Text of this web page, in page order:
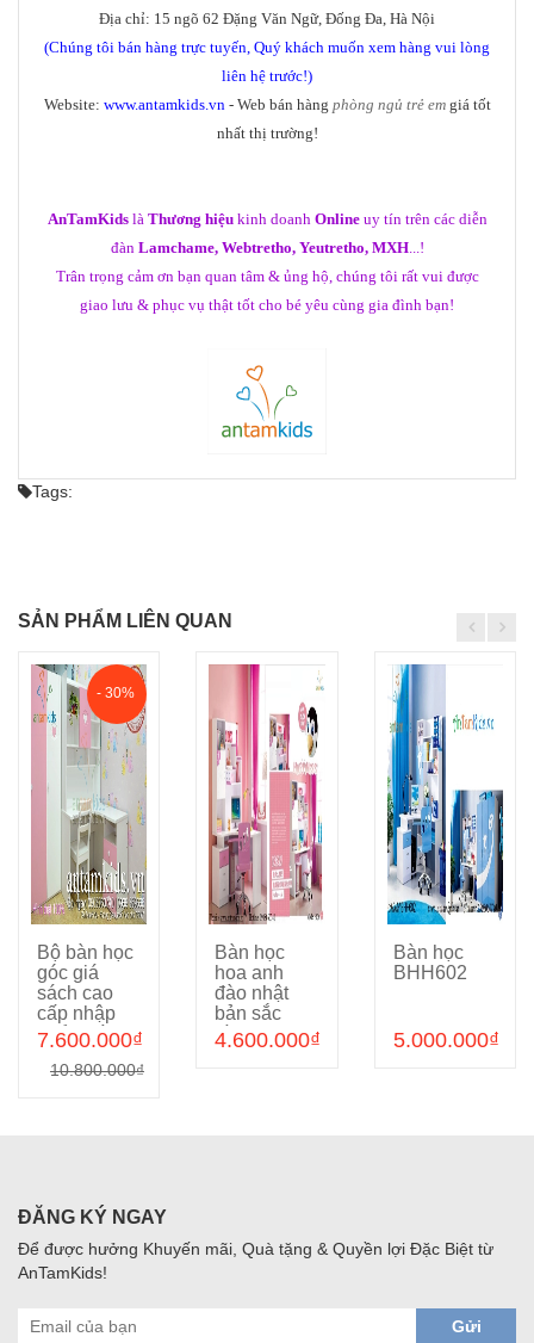
Địa chỉ: 15 ngõ 62 Đặng Văn Ngữ, Đống Đa, Hà Nội
(Chúng tôi bán hàng trực tuyến, Quý khách muốn xem hàng vui lòng
liên hệ trước!)
Website: www.antamkids.vn - Web bán hàng phòng ngủ trẻ emgiá tốt
nhất thị trường!
AnTamKidslà Thương hiệukinh doanh Onlineuy tín trên các diễn
đàn Lamchame, Webtretho, Yeutretho, MXH...!
Trân trọng cảm ơn bạn quan tâm & ủng hộ, chúng tôi rất vui được
giao lưu & phục vụ thật tốt cho bé yêu cùng gia đình bạn!
Tags:
SẢN PHẨM LIÊN QUAN
Cho vào giỏ hàng
- 30%
Bộ bàn học
góc giá
sách cao
cấp nhập
khẩu màu
hồng dành
cho bé gái
7.600.000₫
10.800.000₫
Cho vào giỏ hàng
Bàn học
hoa anh
đào nhật
bản sắc
hồng cho
bé gái
4.600.000₫
Cho vào giỏ hàng
Bàn học
BHH602
5.000.000₫
ĐĂNG KÝ NGAY
Để được hưởng Khuyến mãi, Quà tặng & Quyền lợi Đặc Biệt từ
AnTamKids!
Gửi